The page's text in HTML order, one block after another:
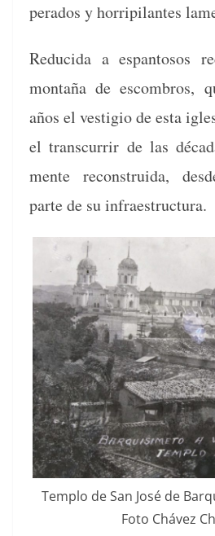
per­a­dos y hor­rip­i­lantes
Reduci­da a espan­tosos
mon­taña de escom­bros,
años el ves­ti­gio de esta
el tran­scur­rir de las
mente recon­stru­i­da,
parte de su infraestructura.
Tem­p­lo de San José de
Foto Chávez